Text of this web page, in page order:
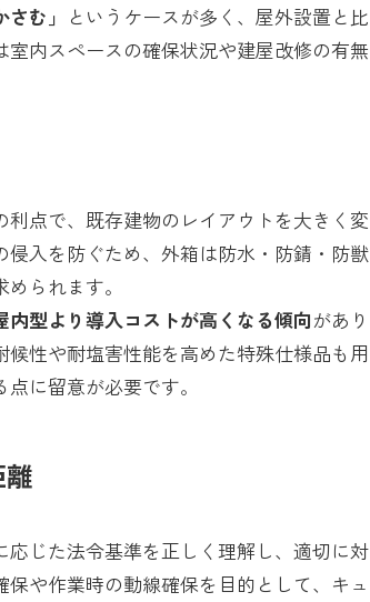
む」 というケースが多く、屋外設置と比
内スペースの確保状況や建屋改修の有無
点で、既存建物のレイアウトを大きく変
入を防ぐため、外箱は防水・防錆・防獣
られます。
内型より導入コストが高くなる傾向があり
性や耐塩害性能を高めた特殊仕様品も用
に留意が必要です。
じた法令基準を正しく理解し、適切に対
や作業時の動線確保を目的として、キュ